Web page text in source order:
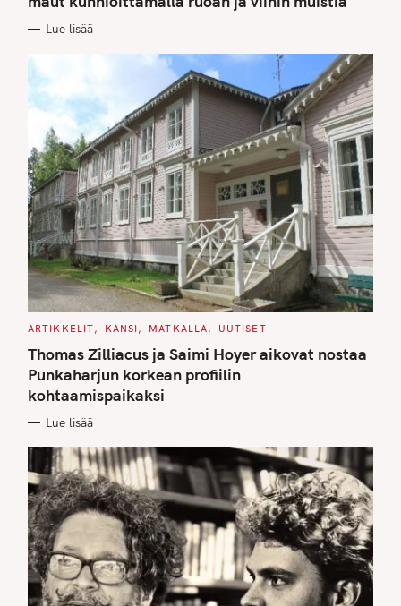
O
I
Lue lisää
C
T
E
G
O
R
I
S
ARTIKKELIT KANSI MATKALLA UUTISET
Thomas Zilliacus ja Saimi Hoyer aikovat nostaa
Punkaharjun korkean profiilin
kohtaamispaikaksi
Lue lisää